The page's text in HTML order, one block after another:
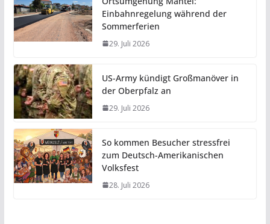
Einbahnregelung während der
Sommerferien
29. Juli 2026
US-Army kündigt Großmanöver in
der Oberpfalz an
29. Juli 2026
So kommen Besucher stressfrei
zum Deutsch-Amerikanischen
Volksfest
28. Juli 2026